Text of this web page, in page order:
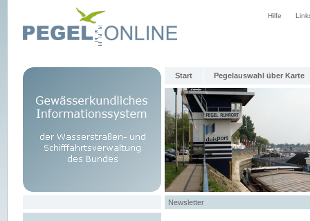
Hilfe
Start Pegelauswahl über Karte
Newsletter